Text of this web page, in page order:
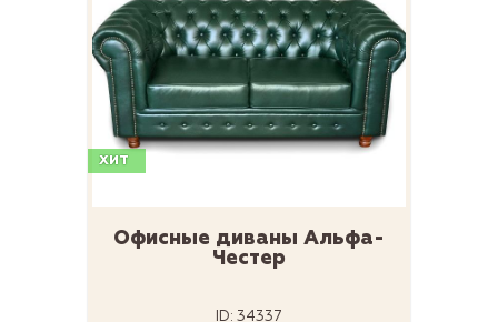
ХИТ
Офисные диваны Альфа-
Честер
ID: 34337